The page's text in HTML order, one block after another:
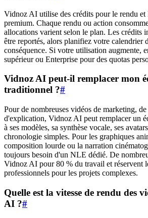
Vidnoz AI utilise des crédits pour le rendu et
premium. Chaque rendu ou action
allocations varient selon le plan. Les crédits
être reportés, alors planifiez votre calendrier
conséquence. Si votre utilisation augmente,
supérieur ou Enterprise pour des quotas
Vidnoz AI peut-il remplacer mon
traditionnel ?#
Pour de nombreuses vidéos de marketing,
d'explication, Vidnoz AI peut remplacer un
à ses modèles, sa synthèse vocale, ses
chronologie simples. Pour les graphiques
composition lourde ou la narration
toujours besoin d'un NLE dédié. De
Vidnoz AI pour 80 % du travail et réservent
professionnels pour les projets complexes.
Quelle est la vitesse de rendu des
AI ?#